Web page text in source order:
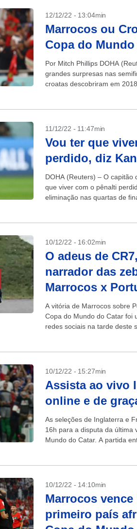
12/12/22 - 13:04min
Marrocos ou
Copa do
Por Mitch Phillips DOHA
grandes surpresas nas
croatas descobriram em
11/12/22 - 11:47min
Vou ter que
perdido, diz
DOHA (Reuters) – O capitão
que viver com o pênalti
eliminação nas quartas de
10/12/22 - 16:02min
O adeus de
narrador das
Marrocos x
A vitória de Marrocos sobre
Copa do Mundo do Catar foi
redes sociais na tarde deste
10/12/22 - 15:27min
Assista ao vivo
online e de
As seleções de Inglaterra e
16h para a disputa da última
Mundo do Catar. A partida
10/12/22 - 14:10min
Marrocos
primeiro país